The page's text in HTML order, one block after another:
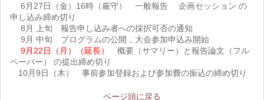
6月27日（金）16時（厳守） 一般報告 企画セッション の
申し込み締め切り
8月 上旬 報告申し込み者への採択可否の通知
9月 中旬 プログラムの公開，大会参加申込み開始
9月22日（月）（延長）
概要（サマリー）と報告論文（フル
ペーパー） の提出締め切り
10月9日（木） 事前参加登録および参加費の振込の締め切り
ページ頭に戻る